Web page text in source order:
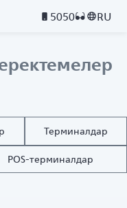
5050 RU
Терминалдар
POS-терминалдар